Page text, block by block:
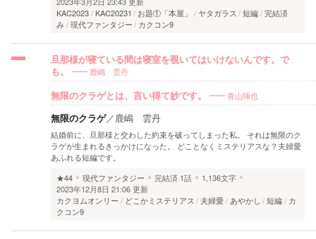
KAC2023
KAC20231 お題①「本屋」 ヤタガラス 短編 完結済
み 現代ファンタジー カクコン9
旦那様が寝ている間は寝室を覗いてはいけないんです。で
も。
鹿嶋 雲丹
無限のクラゲとは、言い得て妙です。 青山陣也
無限のクラゲ／鹿嶋 雲丹
結婚前に、旦那様と交わした約束を破ってしまった私。 それは無限のク
ラゲが生まれるきっかけになった。 どことなくミステリアスな？夫婦愛
あふれる短編です。
★44
現代ファンタジー 完結済 1話
1,136文字
2023年12月8日 21:06 更新
カクヨムオンリー
どこかミステリアス 夫婦愛 あやかし 短編
カ
クコン9